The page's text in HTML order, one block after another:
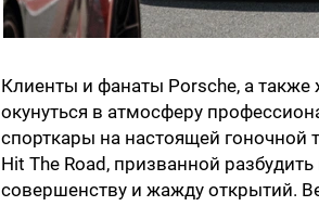
Клиенты и фанаты Porsche, а
окунуться в атмосферу
спорткары на настоящей гоночной
Hit The Road, призванной
совершенству и жажду открытий.